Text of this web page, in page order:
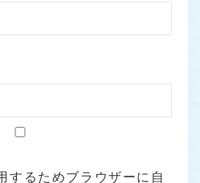
するためブラウザーに自